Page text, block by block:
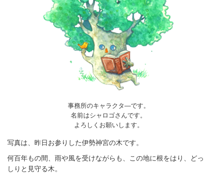
事務所のキャラクタ―です。
名前はシャロゴさんです。
よろしくお願いします。
写真は、昨日お参りした伊勢神宮の木です。
何百年もの間、雨や風を受けながらも、この地に根をはり、どっ
しりと見守る木。